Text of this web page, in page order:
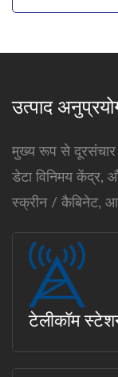
उत्पाद
मुख्य रूप से
डेटा विनिमय केंद्र,
स्क्रीन / कैबिनेट,
टेलीकॉम